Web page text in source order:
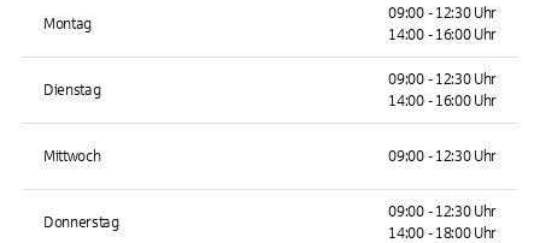
Montag
09:00 - 12:30 Uhr
14:00 - 16:00 Uhr
Dienstag
09:00 - 12:30 Uhr
14:00 - 16:00 Uhr
Mittwoch 09:00 - 12:30 Uhr
Donnerstag
09:00 - 12:30 Uhr
14:00 - 18:00 Uhr